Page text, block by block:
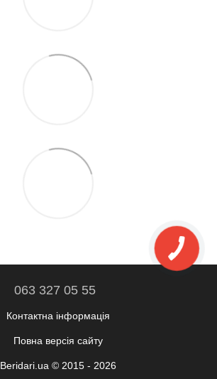
063 327 05 55
Контактна інформація
Повна версія сайту
Beridari.ua © 2015 - 2026